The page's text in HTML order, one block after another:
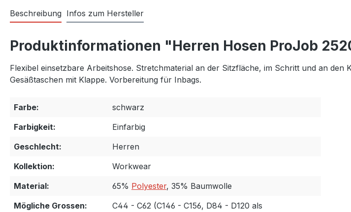
Beschreibung Infos zum Hersteller
Produktinformationen "Herren Hosen ProJob
Flexibel einsetzbare Arbeitshose. Stretchmaterial an der Sitzfläche, im Schritt und an
Gesäßtaschen mit Klappe. Vorbereitung für Inbags.
Farbe:
schwarz
Farbigkeit:
Einfarbig
Geschlecht:
Herren
Kollektion:
Workwear
Material:
65% Polyester, 35% Baumwolle
Mögliche Grossen:
C44 - C62 (C146 - C156, D84 - D120 als